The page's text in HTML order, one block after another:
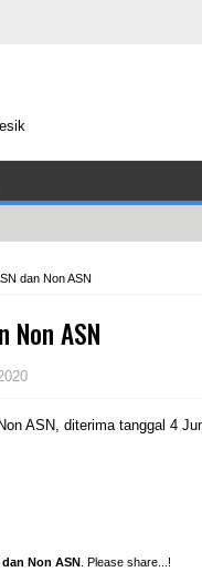
dan Non ASN
Non ASN
ASN, diterima tanggal 4
dan Non ASN . Please share...!